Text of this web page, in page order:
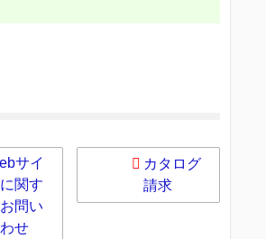
サイ
関す
問い
せ
カタログ
請求